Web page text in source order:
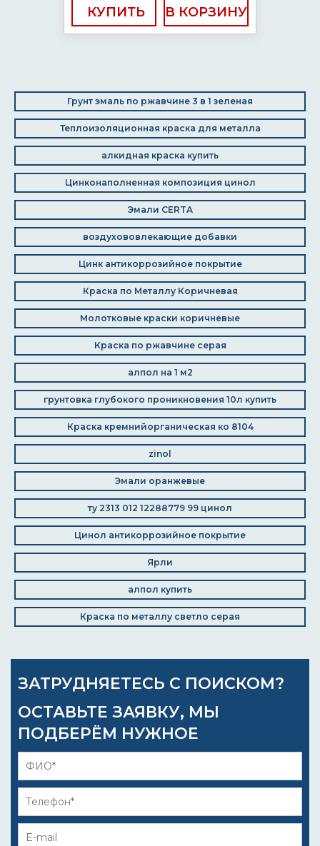
КУПИТЬ
Грунт эмаль по ржавчине 3 в 1 зеленая
Теплоизоляционная краска для металла
алкидная краска купить
Цинконаполненная композиция цинол
Эмали CERTA
воздухововлекающие добавки
Цинк антикоррозийное покрытие
Краска по Металлу Коричневая
Молотковые краски коричневые
Краска по ржавчине серая
алпол на 1 м2
грунтовка глубокого проникновения 10л купить
Краска кремнийорганическая ко 8104
zinol
Эмали оранжевые
ту 2313 012 12288779 99 цинол
Цинол антикоррозийное покрытие
Ярли
алпол купить
Краска по металлу светло серая
ЗАТРУДНЯЕТЕСЬ С ПОИСКОМ?
ОСТАВЬТЕ ЗАЯВКУ, МЫ
ПОДБЕРЁМ НУЖНОЕ